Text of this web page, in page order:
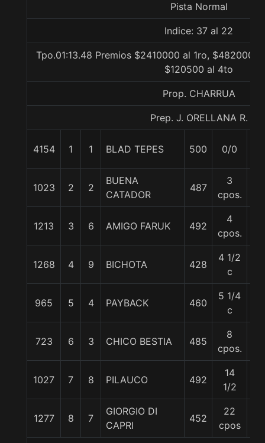
Pista Normal
Indice: 37 al 22
Tpo.01:13.48 Premios $2410000 al 1ro, $482000
$120500 al 4to
Prop. CHARRUA
Prep. J. ORELLANA R.
4154 1 1 BLAD TEPES 500 0/0
1023 2 2
BUENA
CATADOR
487
3
cpos.
1213 3 6 AMIGO FARUK 492
4
cpos.
1268 4 9 BICHOTA 428
4 1/2
c
965 5 4 PAYBACK 460
5 1/4
c
723 6 3 CHICO BESTIA 485
8
cpos.
1027 7 8 PILAUCO 492
14
1/2
1277 8 7
GIORGIO DI
CAPRI
452
22
cpos